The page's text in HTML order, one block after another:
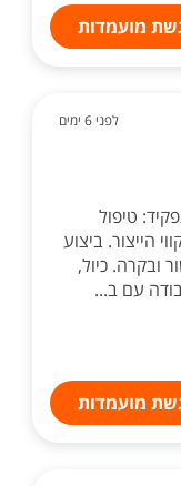
מועמדות
לפני 6 ימים
טיפול
הייצור. ביצוע
ובקרה. כיול,
עם ב...
מועמדות